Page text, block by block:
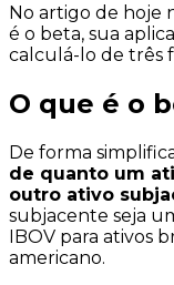
No artigo de hoje
é o beta, sua
calculá-lo de três
O que é o
De forma
de quanto um
outro ativo
subjacente seja
IBOV para ativos
americano.